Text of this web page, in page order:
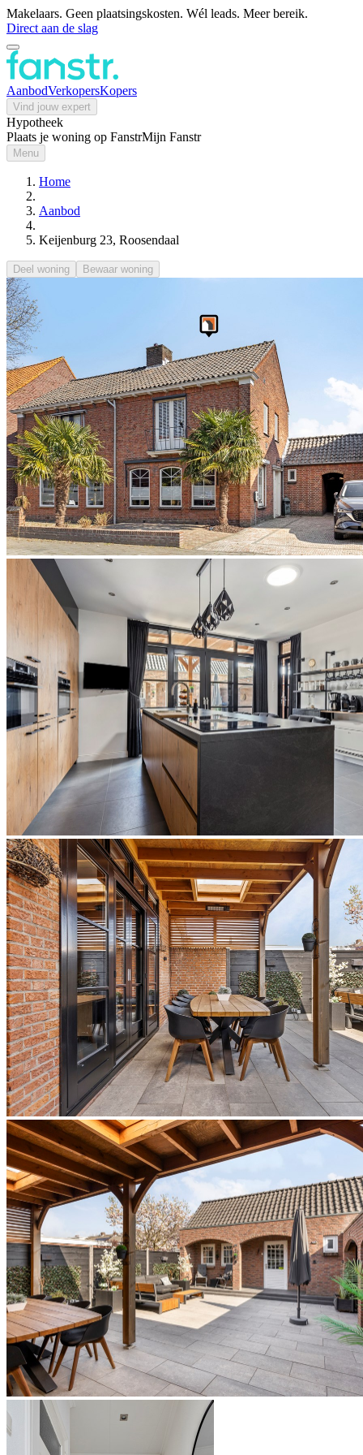
Makelaars. Geen plaatsingskosten. Wél leads. Meer bereik.
Direct aan de slag
AanbodVerkopersKopers
Vind jouw expert
Hypotheek
Plaats je woning op FanstrMijn Fanstr
Menu
Home
Aanbod
Keijenburg 23, Roosendaal
Deel woning Bewaar woning